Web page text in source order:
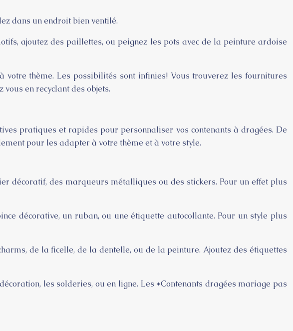
dans un endroit bien ventilé.
ajoutez des paillettes, ou peignez les pots avec de la peinture ardoise
thème. Les possibilités sont infinies! Vous trouverez les fournitures
en recyclant des objets.
pratiques et rapides pour personnaliser vos contenants à dragées. De
pour les adapter à votre thème et à votre style.
décoratif, des marqueurs métalliques ou des stickers. Pour un effet plus
décorative, un ruban, ou une étiquette autocollante. Pour un style plus
de la ficelle, de la dentelle, ou de la peinture. Ajoutez des étiquettes
les solderies, ou en ligne. Les *Contenants dragées mariage pas